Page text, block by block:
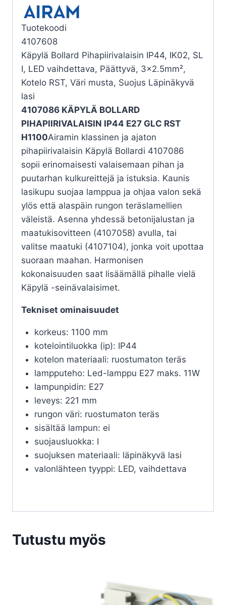
määrä
Tuotekoodi
4107608
Käpylä Bollard Pihapiirivalaisin IP44, IK02, SL
I, LED vaihdettava, Päättyvä, 3×2.5mm²,
Kotelo RST, Väri musta, Suojus Läpinäkyvä
lasi
4107086 KÄPYLÄ BOLLARD
PIHAPIIRIVALAISIN IP44 E27 GLC RST
H1100Airamin klassinen ja ajaton
pihapiirivalaisin Käpylä Bollardi 4107086
sopii erinomaisesti valaisemaan pihan ja
puutarhan kulkureittejä ja istuksia. Kaunis
lasikupu suojaa lamppua ja ohjaa valon sekä
ylös että alaspäin rungon teräslamellien
väleistä. Asenna yhdessä betonijalustan ja
maatukisovitteen (4107058) avulla, tai
valitse maatuki (4107104), jonka voit upottaa
suoraan maahan. Harmonisen
kokonaisuuden saat lisäämällä pihalle vielä
Käpylä -seinävalaisimet.
Tekniset ominaisuudet
korkeus: 1100 mm
kotelointiluokka (ip): IP44
kotelon materiaali: ruostumaton teräs
lampputeho: Led-lamppu E27 maks. 11W
lampunpidin: E27
leveys: 221 mm
rungon väri: ruostumaton teräs
sisältää lampun: ei
suojausluokka: I
suojuksen materiaali: läpinäkyvä lasi
valonlähteen tyyppi: LED, vaihdettava
Tutustu myös